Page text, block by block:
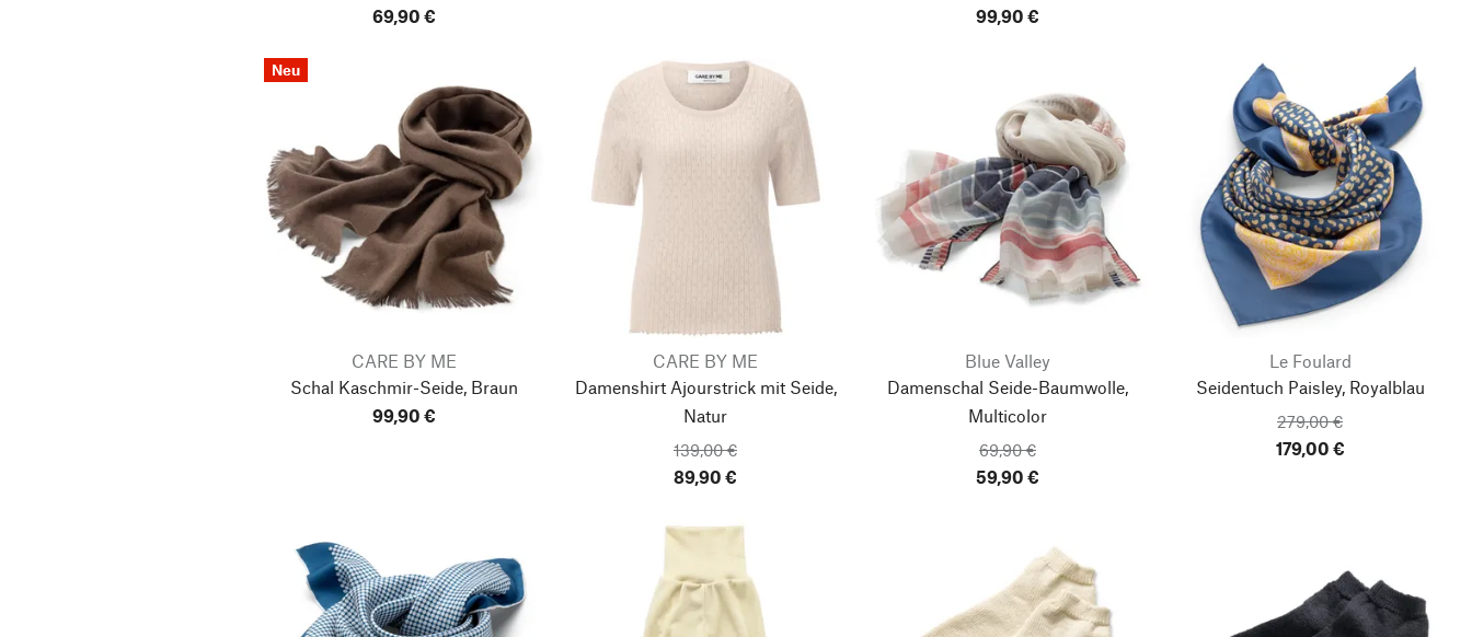
69,90 €
99,90 €
Neu
CARE BY ME
Schal Kaschmir-Seide, Braun
99,90 €
CARE BY ME
Damenshirt Ajourstrick mit Seide,
Natur
139,00 €
89,90 €
Blue Valley
Damenschal Seide-Baumwolle,
Multicolor
69,90 €
59,90 €
Le Foulard
Seidentuch Paisley, Royalblau
279,00 €
179,00 €